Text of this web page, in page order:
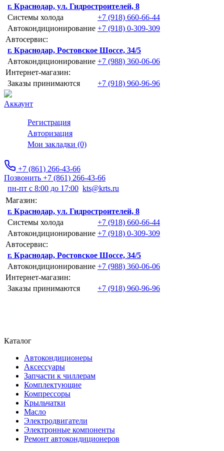
г. Краснодар, ул. Гидростроителей, 8
Системы холода
+7 (918) 660-66-44
Автокондиционирование +7 (918) 0-309-309
Автосервис:
г. Краснодар, Ростовское Шоссе, 34/5
Автокондиционирование +7 (988) 360-06-06
Интернет-магазин:
Заказы принимаются
+7 (918) 960-96-96
Аккаунт
Регистрация
Авторизация
Мои закладки (0)
+7 (861) 266-43-66
Позвонить +7 (861) 266-43-66
пн-пт с 8:00 до 17:00 kts@krts.ru
Магазин:
г. Краснодар, ул. Гидростроителей, 8
Системы холода
+7 (918) 660-66-44
Автокондиционирование +7 (918) 0-309-309
Автосервис:
г. Краснодар, Ростовское Шоссе, 34/5
Автокондиционирование +7 (988) 360-06-06
Интернет-магазин:
Заказы принимаются
+7 (918) 960-96-96
Каталог
Автокондиционеры
Аксессуары
Запчасти к чиллерам
Комплектующие
Компрессоры
Крыльчатки
Масло
Электродвигатели
Электронные компоненты
Ремонт автокондиционеров